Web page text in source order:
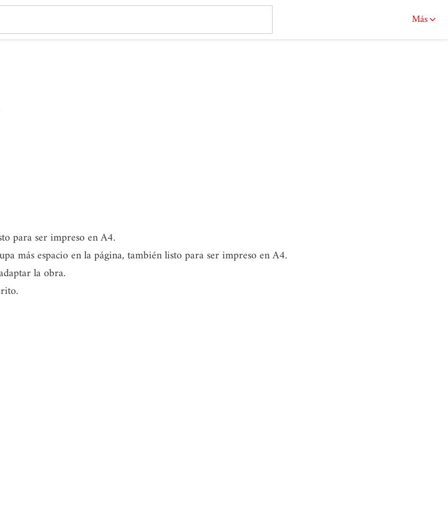
Más
para ser impreso en A4.
más espacio en la página, también listo para ser impreso en A4.
la obra.